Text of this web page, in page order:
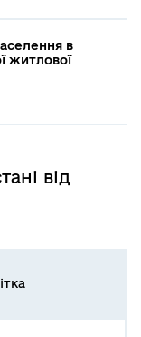
в
житлової
від